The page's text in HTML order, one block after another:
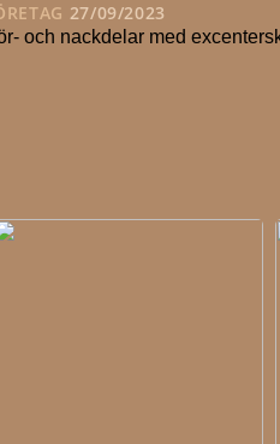
27/09/2023
och nackdelar med